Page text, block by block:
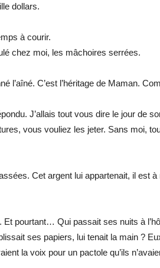
dollars.
à courir.
chez moi, les mâchoires serrées.
l’aîné. C’est l’héritage de Maman.
J’allais tout vous dire le jour de
vous vouliez les jeter. Sans moi,
Cet argent lui appartenait, il est à
Et pourtant… Qui passait ses nuits à
ses papiers, lui tenait la main ?
la voix pour un pactole qu’ils